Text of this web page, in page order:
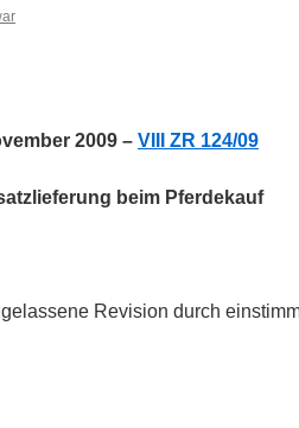
2009 – VIII ZR 124/09
beim Pferdekauf
Revision durch